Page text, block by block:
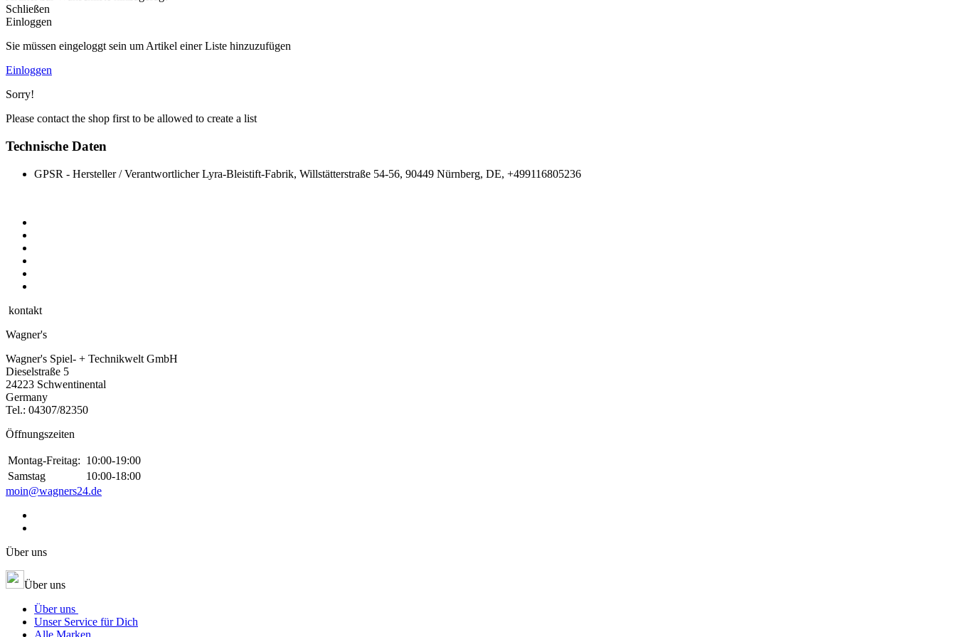
Schließen
Einloggen
Sie müssen eingeloggt sein um Artikel einer Liste hinzuzufügen
Einloggen
Sorry!
Please contact the shop first to be allowed to create a list
Technische Daten
GPSR - Hersteller / Verantwortlicher Lyra-Bleistift-Fabrik, Willstätterstraße 54-56, 90449 Nürnberg, DE, +499116805236
kontakt
Wagner's
Wagner's Spiel- + Technikwelt GmbH
Dieselstraße 5
24223 Schwentinental
Germany
Tel.: 04307/82350
Öffnungszeiten
Montag-Freitag: 10:00-19:00
Samstag
10:00-18:00
moin@wagners24.de
Über uns
Über uns
Über uns
Unser Service für Dich
Alle Marken